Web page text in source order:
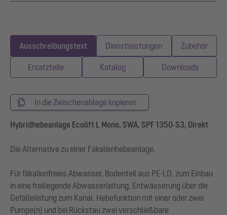
Ausschreibungstext Dienstleistungen Zubehör
Ersatzteile Katalog Downloads
In die Zwischenablage kopieren
Hybridhebeanlage Ecolift L Mono, SWA, SPF 1350-S3, Direkt
Die Alternative zu einer Fäkalienhebeanlage.
Für fäkalienfreies Abwasser, Bodenteil aus PE-LD, zum Einbau
in eine freiliegende Abwasserleitung, Entwässerung über die
Gefälleleitung zum Kanal. Hebefunktion mit einer oder zwei
Pumpe(n) und bei Rückstau zwei verschließbare